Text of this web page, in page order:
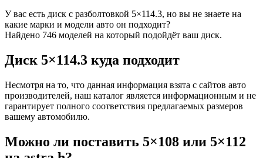
У вас есть диск с разболтовкой 5×114.3, но вы не знаете на
какие марки и модели авто он подходит?
Найдено 746 моделей на который подойдёт ваш диск.
Диск 5×114.3 куда подходит
Несмотря на то, что данная информация взята с сайтов авто
производителей, наш каталог является информационным и не
гарантирует полного соответствия предлагаемых размеров
вашему автомобилю.
Можно ли поставить 5×108 или 5×112